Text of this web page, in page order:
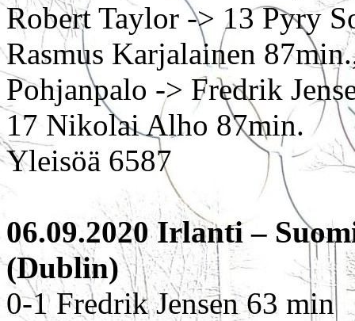
Robert Taylor -> 13 Pyry
Rasmus Karjalainen
Pohjanpalo -> Fredrik
17 Nikolai Alho 87min.
Yleisöä 6587
06.09.2020 Irlanti –
(Dublin)
0-1 Fredrik Jensen 63 min